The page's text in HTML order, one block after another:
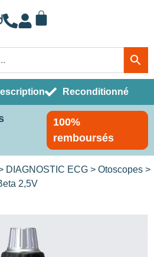
Reconditionné
100%
remboursés
DIAGNOSTIC ECG > Otoscopes >
2,5V